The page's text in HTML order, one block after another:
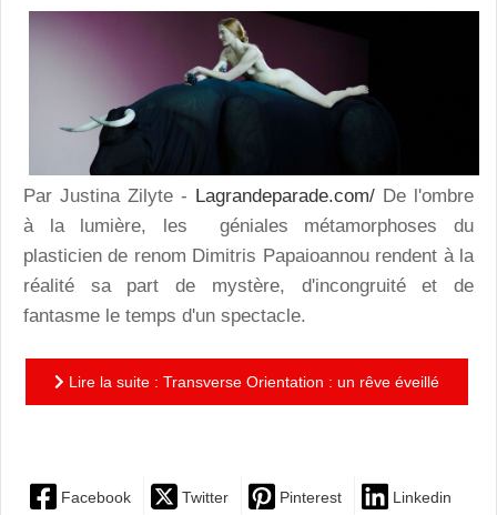
Par Justina Zilyte - Lagrandeparade.com/ De l'ombre
à la lumière, les géniales métamorphoses du
plasticien de renom Dimitris Papaioannou rendent à la
réalité sa part de mystère, d'incongruité et de
fantasme le temps d'un spectacle.
Lire la suite : Transverse Orientation : un rêve éveillé
Facebook Twitter Pinterest Linkedin